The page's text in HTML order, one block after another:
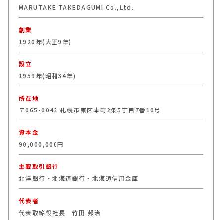
MARUTAKE TAKEDAGUMI Co.,Ltd.
創業
1920年(大正9年)
設立
1959年(昭和34年)
所在地
〒065-0042 札幌市東区本町2条5丁目7番10号
資本金
90,000,000円
主要取引銀行
北洋銀行・北海道銀行・北海道信用金庫
代表者
代表取締役社長 竹田 邦治